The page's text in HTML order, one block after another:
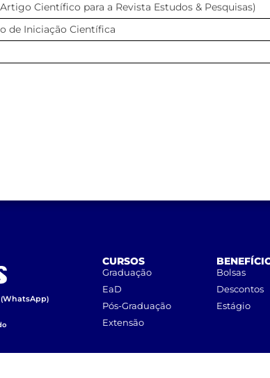
Científico para a Revista Estudos & Pesquisas)
de Iniciação Científica
WhatsApp)
CURSOS
Graduação
EaD
Pós-Graduação
Extensão
Bolsas
Descontos
Estágio